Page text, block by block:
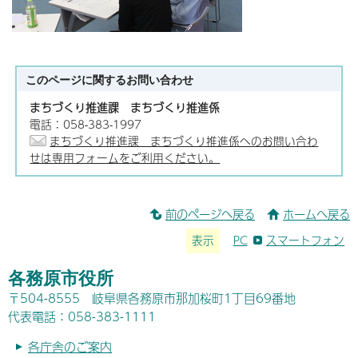
このページに関するお問い合わせ
まちづくり推進課 まちづくり推進係
電話：058-383-1997
まちづくり推進課 まちづくり推進係へのお問い合わ
せは専用フォームをご利用ください。
前のページへ戻る ホームへ戻る
表示 PC スマートフォン
各務原市役所
〒504-8555 岐阜県各務原市那加桜町1丁目69番地
代表電話：058-383-1111
各庁舎のご案内